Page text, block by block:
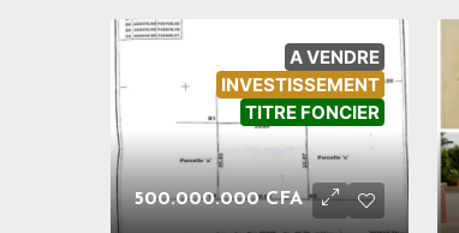
A VENDRE
INVESTISSEMENT
TITRE FONCIER
500.000.000 CFA